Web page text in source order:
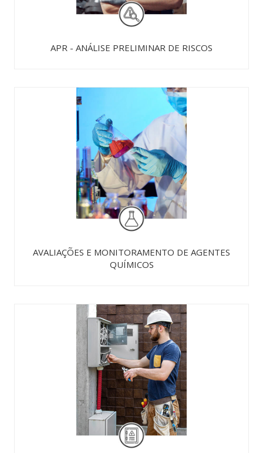
APR - ANÁLISE PRELIMINAR DE RISCOS
AVALIAÇÕES E MONITORAMENTO DE AGENTES
QUÍMICOS